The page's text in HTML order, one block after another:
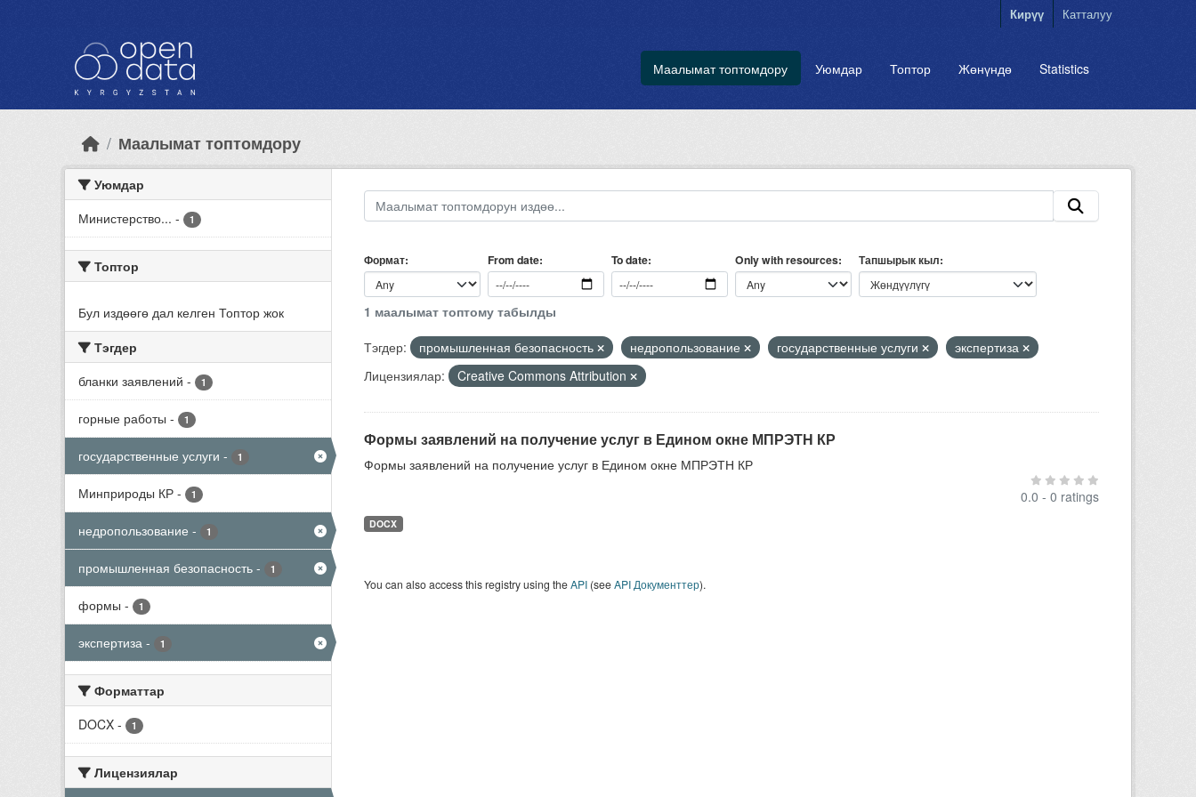
Кирүү Катталуу
Маалымат топтомдору Уюмдар Топтор Жөнүндө Statistics
Маалымат топтомдору
Уюмдар
Министерство... - 1
Топтор
Бул издөөгө дал келген Топтор жок
Тэгдер
бланки заявлений - 1
горные работы - 1
государственные услуги - 1
Минприроды КР - 1
недропользование - 1
промышленная безопасность - 1
формы - 1
экспертиза - 1
Форматтар
DOCX - 1
Лицензиялар
Формат From date To date Only with resources Тапшырык кыл
1 маалымат топтому табылды
Тэгдер:
промышленная безопасность недропользование государственные услуги
экспертиза
Лицензиялар:
Creative Commons Attribution
Формы заявлений на получение услуг в Едином окне МПРЭТН КР
Формы заявлений на получение услуг в Едином окне МПРЭТН КР
0.0 - 0 ratings
DOCX
You can also access this registry using theAPI(seeAPI Документтер).